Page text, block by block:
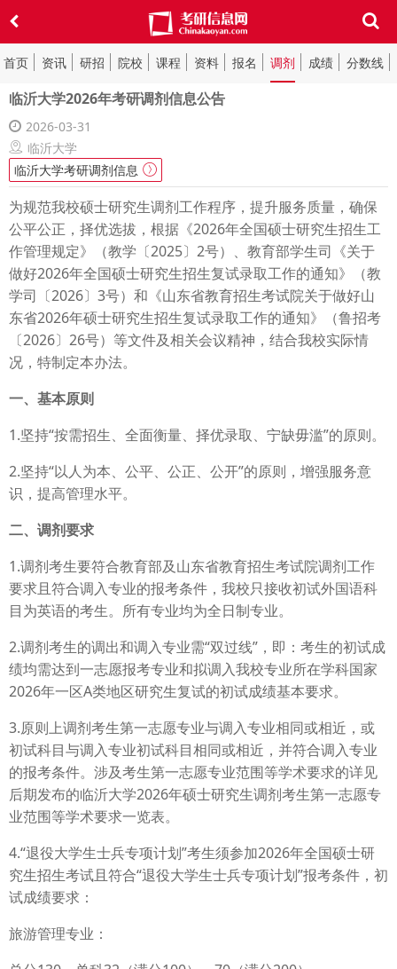
首页 资讯 研招 院校 课程 资料 报名 调剂 成绩 分数线
临沂大学2026年考研调剂信息公告
2026-03-31
临沂大学
临沂大学考研调剂信息
为规范我校硕士研究生调剂工作程序，提升服务质量，确保
公平公正，择优选拔，根据《2026年全国硕士研究生招生工
作管理规定》（教学〔2025〕2号）、教育部学生司《关于
做好2026年全国硕士研究生招生复试录取工作的通知》（教
学司〔2026〕3号）和《山东省教育招生考试院关于做好山
东省2026年硕士研究生招生复试录取工作的通知》（鲁招考
〔2026〕26号）等文件及相关会议精神，结合我校实际情
况，特制定本办法。
一、基本原则
1.坚持“按需招生、全面衡量、择优录取、宁缺毋滥”的原则。
2.坚持“以人为本、公平、公正、公开”的原则，增强服务意
识，提高管理水平。
二、调剂要求
1.调剂考生要符合教育部及山东省教育招生考试院调剂工作
要求且符合调入专业的报考条件，我校只接收初试外国语科
目为英语的考生。所有专业均为全日制专业。
2.调剂考生的调出和调入专业需“双过线”，即：考生的初试成
绩均需达到一志愿报考专业和拟调入我校专业所在学科国家
2026年一区A类地区研究生复试的初试成绩基本要求。
3.原则上调剂考生第一志愿专业与调入专业相同或相近，或
初试科目与调入专业初试科目相同或相近，并符合调入专业
的报考条件。涉及考生第一志愿专业范围等学术要求的详见
后期发布的临沂大学2026年硕士研究生调剂考生第一志愿专
业范围等学术要求一览表。
4.“退役大学生士兵专项计划”考生须参加2026年全国硕士研
究生招生考试且符合“退役大学生士兵专项计划”报考条件，初
试成绩要求：
旅游管理专业：